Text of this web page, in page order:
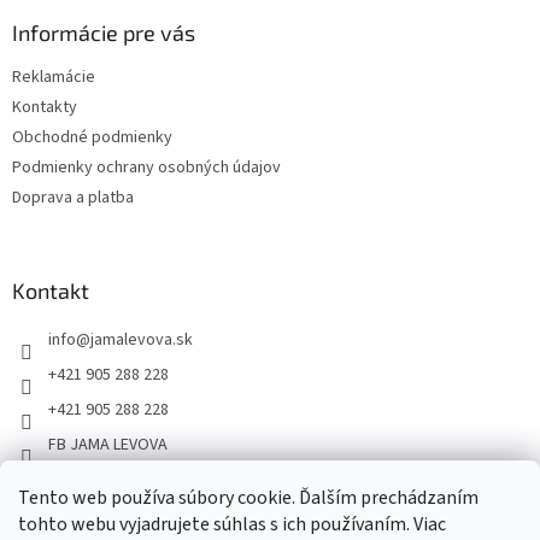
Tento web používa súbory cookie. Ďalším prechádzaním
tohto webu vyjadrujete súhlas s ich používaním. Viac
Informácie pre vás
Reklamácie
Kontakty
Obchodné podmienky
Podmienky ochrany osobných údajov
Doprava a platba
Kontakt
info@jamalevova.sk
+421 905 288 228
+421 905 288 228
FB JAMA LEVOVA
JamaLevova